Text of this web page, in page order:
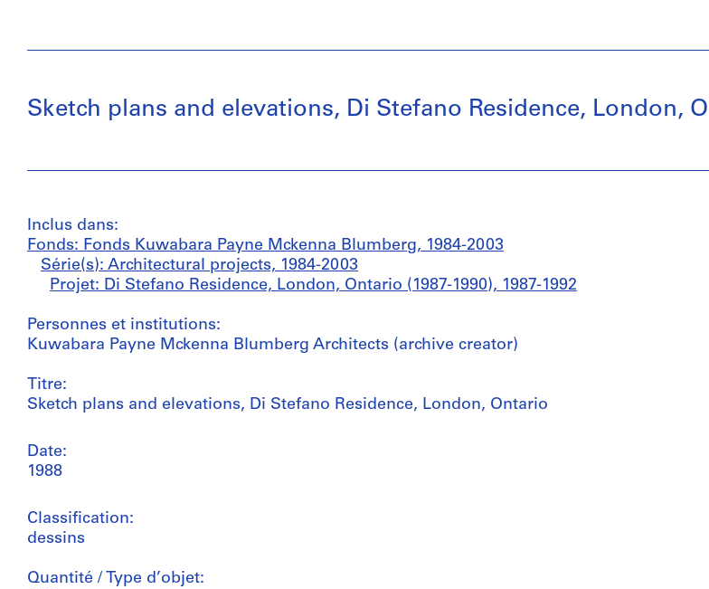
Sketch plans and elevations, Di Stefano Residence, London,
Inclus dans:
Fonds: Fonds Kuwabara Payne Mckenna Blumberg, 1984-2003
Série(s): Architectural projects, 1984-2003
Projet: Di Stefano Residence, London, Ontario (1987-1990), 1987-1992
Personnes et institutions:
Kuwabara Payne Mckenna Blumberg Architects (archive creator)
Titre:
Sketch plans and elevations, Di Stefano Residence, London, Ontario
Date:
1988
Classification:
dessins
Quantité / Type d’objet: